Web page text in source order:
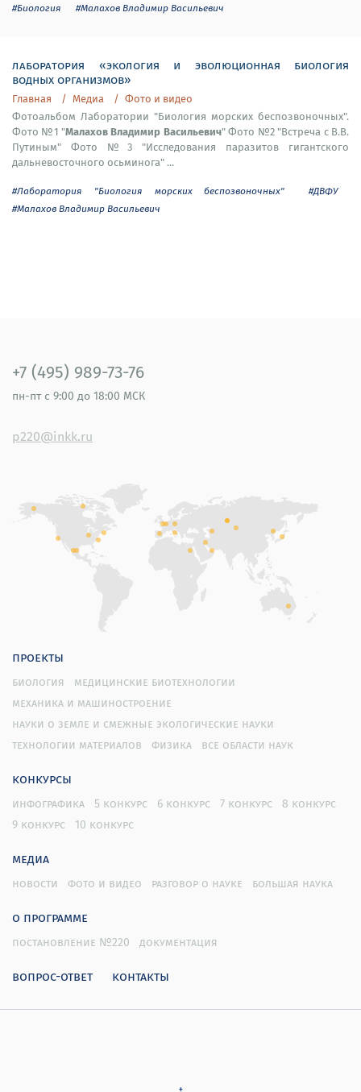
#Биология
#Малахов Владимир Васильевич
лаборатория «экология и эволюционная биология
водных организмов»
Главная Медиа
Фото и видео
Фотоальбом Лаборатории "Биология морских беспозвоночных".
Фото №1 "Малахов Владимир Васильевич" Фото №2 "Встреча с В.В.
Путиным" Фото №3 "Исследования паразитов гигантского
дальневосточного осьминога" ...
#Лаборатория "Биология морских беспозвоночных"
#ДВФУ
#Малахов Владимир Васильевич
+7 (495) 989-73-76
пн-пт с 9:00 до 18:00 МСК
p220@inkk.ru
проекты
биология
медицинские биотехнологии
механика и машиностроение
науки о земле и смежные экологические науки
технологии материалов
физика все области наук
конкурсы
инфографика 5 конкурс 6 конкурс 7 конкурс
8 конкурс
9 конкурс
10 конкурс
медиа
новости фото и видео разговор о науке большая наука
о программе
постановление №220 документация
вопрос-ответ контакты